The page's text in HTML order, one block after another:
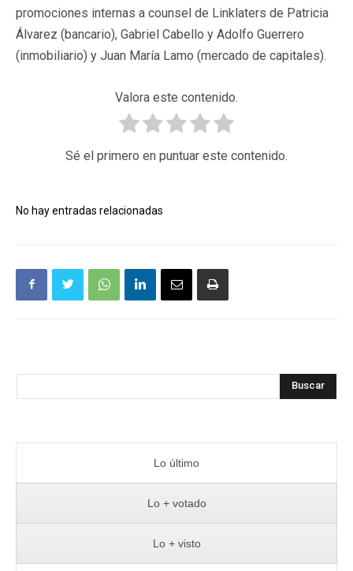
promociones internas a counsel de Linklaters de Patricia
Álvarez (bancario), Gabriel Cabello y Adolfo Guerrero
(inmobiliario) y Juan María Lamo (mercado de capitales).
Valora este contenido.
Sé el primero en puntuar este contenido.
No hay entradas relacionadas
Buscar
Lo último
Lo + votado
Lo + visto